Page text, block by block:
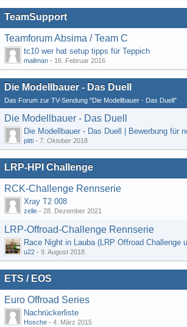
TeamSupport
Teamforum Absima / Team C
tc10 wer hat setup tipps für Teppich
mailman - 16. Februar 2016
Die Modellbauer - Das Duell
Das Forum zur TV-Sendung "Die Modellbauer - Das Duell"
Die Modellbauer - Das Duell
pitti - 7. Oktober 2018
LRP-HPI Challenge
RCK-Challenge Rennserie
Xray T2 008
zelle - 28. Dezember 2021
LRP-Offroad-Challenge Rennserie
u22 - 9. August 2018
ETS / EOS
Euro Offroad Series
Nachrückerliste
Hosche - 4. März 2015